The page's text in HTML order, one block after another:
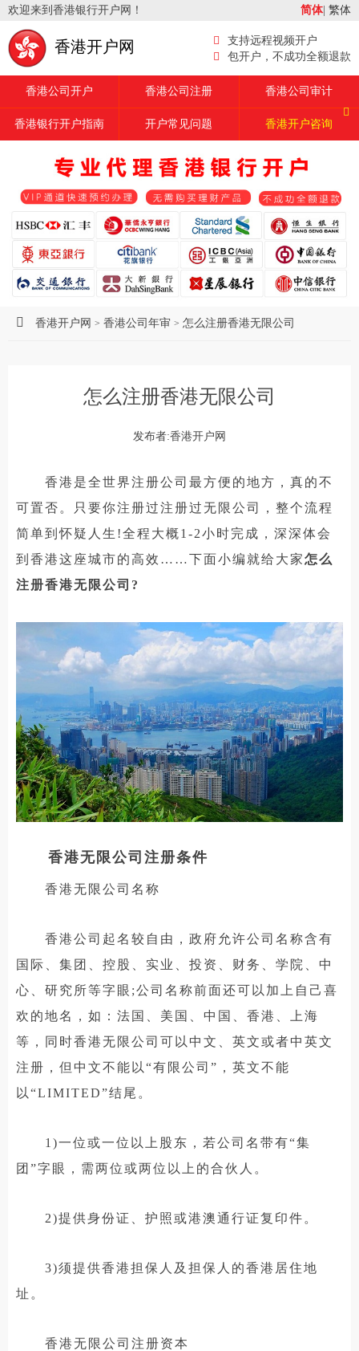
欢迎来到香港银行开户网！ 简体| 繁体
香港开户网
支持远程视频开户
包开户，不成功全额退款
香港公司开户 香港公司注册 香港公司审计
香港银行开户指南 开户常见问题 香港开户咨询
香港开户网 > 香港公司年审 > 怎么注册香港无限公司
怎么注册香港无限公司
发布者:香港开户网
香港是全世界注册公司最方便的地方，真的不
可置否。只要你注册过注册过无限公司，整个流程
简单到怀疑人生!全程大概1-2小时完成，深深体会
到香港这座城市的高效……下面小编就给大家怎么
注册香港无限公司?
香港无限公司注册条件
香港无限公司名称
香港公司起名较自由，政府允许公司名称含有
国际、集团、控股、实业、投资、财务、学院、中
心、研究所等字眼;公司名称前面还可以加上自己喜
欢的地名，如：法国、美国、中国、香港、上海
等，同时香港无限公司可以中文、英文或者中英文
注册，但中文不能以“有限公司”，英文不能
以“LIMITED”结尾。
1)一位或一位以上股东，若公司名带有“集
团”字眼，需两位或两位以上的合伙人。
2)提供身份证、护照或港澳通行证复印件。
3)须提供香港担保人及担保人的香港居住地
址。
香港无限公司注册资本